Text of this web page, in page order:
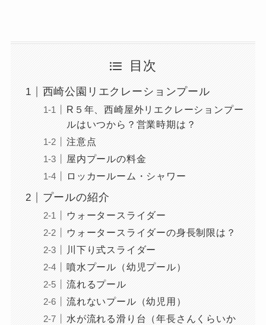
目次
西崎公園リエクレーションプール
R５年、西崎屋外リエクレーションプー
ルはいつから？営業時期は？
注意点
屋内プールの料金
ロッカールーム・シャワー
プールの紹介
ウォータースライダー
ウォータースライダーの身長制限は？
川下り式スライダー
噴水プール（幼児プール）
流れるプール
流れないプール（幼児用）
水が流れる滑り台（年長さんくらいか